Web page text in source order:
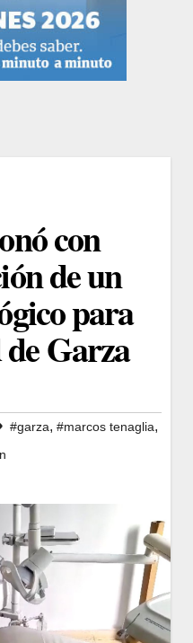
con
de un
para
Garza
#garza, #marcos tenaglia,